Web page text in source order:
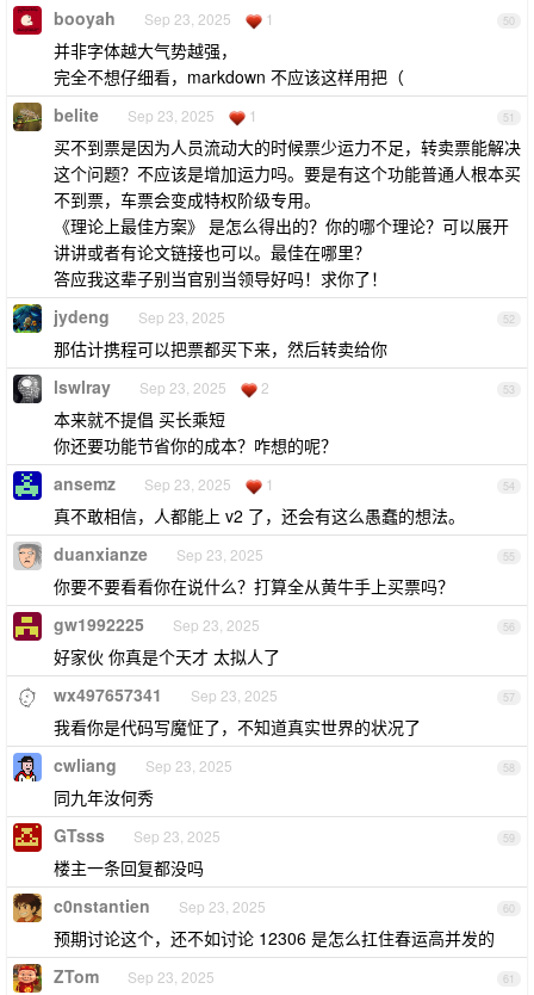
50
booyah Sep 23, 2025 1
并非字体越大气势越强，
完全不想仔细看，markdown 不应该这样用把（
51
belite Sep 23, 2025 1
买不到票是因为人员流动大的时候票少运力不足，转卖票能解决
这个问题？不应该是增加运力吗。要是有这个功能普通人根本买
不到票，车票会变成特权阶级专用。
《理论上最佳方案》 是怎么得出的？你的哪个理论？可以展开
讲讲或者有论文链接也可以。最佳在哪里？
答应我这辈子别当官别当领导好吗！求你了！
52
jydeng Sep 23, 2025
那估计携程可以把票都买下来，然后转卖给你
53
lswlray Sep 23, 2025 2
本来就不提倡 买长乘短
你还要功能节省你的成本？咋想的呢？
54
ansemz Sep 23, 2025 1
真不敢相信，人都能上 v2 了，还会有这么愚蠢的想法。
55
duanxianze Sep 23, 2025
你要不要看看你在说什么？打算全从黄牛手上买票吗？
56
gw1992225 Sep 23, 2025
好家伙 你真是个天才 太拟人了
57
wx497657341 Sep 23, 2025
我看你是代码写魔怔了，不知道真实世界的状况了
58
cwliang Sep 23, 2025
同九年汝何秀
59
GTsss Sep 23, 2025
楼主一条回复都没吗
60
c0nstantien Sep 23, 2025
预期讨论这个，还不如讨论 12306 是怎么扛住春运高并发的
61
ZTom Sep 23, 2025